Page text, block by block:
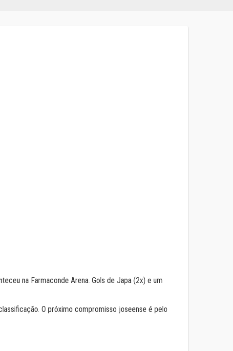
na Farmaconde Arena. Gols de Japa (2x) e um
O próximo compromisso joseense é pelo